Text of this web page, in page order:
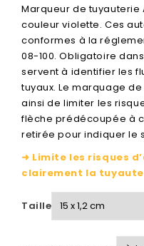
Marqueur de tuyauterie
couleur violette. Ces
conformes à la
08-100. Obligatoire
servent à identifier les
tuyaux. Le marquage
ainsi de limiter les
flèche prédécoupée à
retirée pour indiquer le
➜ Limite les risques
clairement la
Taille